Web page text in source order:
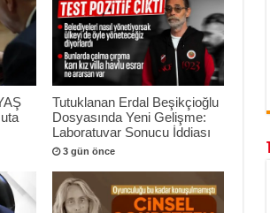
Tutuklanan Erdal Beşikçioğlu
Dosyasında Yeni Gelişme:
Laboratuvar Sonucu İddiası
3 gün önce